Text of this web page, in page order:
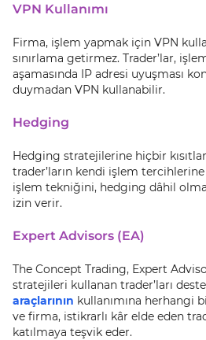
VPN Kullanımı
Firma, işlem yapmak için VPN
sınırlama getirmez. Trader’lar,
aşamasında IP adresi uyuşması
duymadan VPN kullanabilir.
Hedging
Hedging stratejilerine hiçbir
trader’ların kendi işlem
işlem tekniğini, hedging dâhil
izin verir.
Expert Advisors (EA)
The Concept Trading, Expert
stratejileri kullanan trader’ları
araçlarının kullanımına herhangi
ve firma, istikrarlı kâr elde eden
katılmaya teşvik eder.